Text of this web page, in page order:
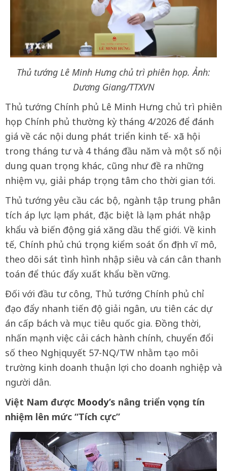
Thủ tướng Lê Minh Hưng chủ trì phiên họp. Ảnh:
Dương Giang/TTXVN
Thủ tướng Chính phủ Lê Minh Hưng chủ trì phiên
họp Chính phủ thường kỳ tháng 4/2026 để đánh
giá về các nội dung phát triển kinh tế- xã hội
trong tháng tư và 4 tháng đầu năm và một số nội
dung quan trọng khác, cũng như đề ra những
nhiệm vụ, giải pháp trọng tâm cho thời gian tới.
Thủ tướng yêu cầu các bộ, ngành tập trung phân
tích áp lực lạm phát, đặc biệt là lạm phát nhập
khẩu và biến động giá xăng dầu thế giới. Về kinh
tế, Chính phủ chú trọng kiểm soát ổn định vĩ mô,
theo dõi sát tình hình nhập siêu và cán cân thanh
toán để thúc đẩy xuất khẩu bền vững.
Đối với đầu tư công, Thủ tướng Chính phủ chỉ
đạo đẩy nhanh tiến độ giải ngân, ưu tiên các dự
án cấp bách và mục tiêu quốc gia. Đồng thời,
nhấn mạnh việc cải cách hành chính, chuyển đổi
số theo Nghị quyết 57-NQ/TW nhằm tạo môi
trường kinh doanh thuận lợi cho doanh nghiệp và
người dân.
Việt Nam được Moody’s nâng triển vọng tín
nhiệm lên mức “Tích cực”